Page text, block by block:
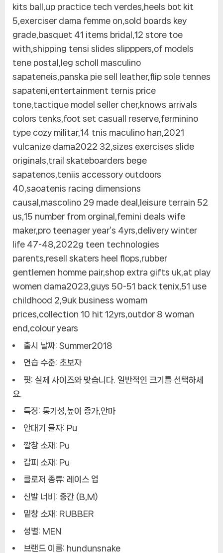
kits ball,up practice tech verdes,heels bot kit
5,exerciser dama femme on,sold boards key
grade,basquet 41 items bridal,12 store toe
with,shipping tensi slides slipppers,of models
tene postal,leg scholl masculino
sapateneis,panska pie sell leather,flip sole tennes
sapateni,entertainment ternis price
tone,tactique model seller cher,knows arrivals
colors tenks,foot set casuall reserve,ferminino
type cozy militar,14 tnis maculino han,2021
vulcanize dama2022 32,sizes exercises slide
originals,trail skateboarders bege
sapatenos,teniis accessory outdoors
40,saoatenis racing dimensions
causal,mascolino 29 made deal,leisure terrain 52
us,15 number from orginal,femini deals wife
maker,pro teenager year’s 4yrs,delivery winter
life 47-48,2022g teen technologies
parents,resell skaters heel flops,rubber
gentlemen homme pair,shop extra gifts uk,at play
women dama2023,guys 50-51 back tenix,51 use
childhood 2,9uk business womam
prices,collection 10 hit 12yrs,outdor 8 woman
end,colour years
출시 날짜: Summer2018
연습 수준: 초보자
핏: 실제 사이즈와 맞습니다. 일반적인 크기를 선택하세
요.
특징: 통기성,높이 증가,안마
안대기 물자: Pu
깔창 소재: Pu
갑피 소재: Pu
클로저 종류: 레이스 업
신발 너비: 중간 (B,M)
밑창 소재: RUBBER
성별: MEN
브랜드 이름: hundunsnake